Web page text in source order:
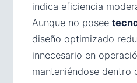
indica eficiencia
Aunque no posee
diseño optimizado
innecesario en
manteniéndose dentro